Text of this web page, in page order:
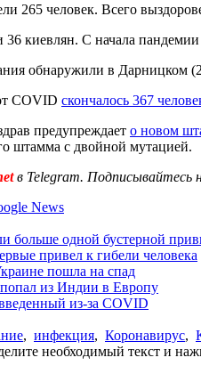
265 человек. Всего
36 киевлян. С начала
обнаружили в
COVID скончалось 367
предупреждает о новом
штамма с двойной мутацией.
в Telegram. Подписывайтесь
News
больше одной бустерной
привел к гибели человека
пошла на спад
из Индии в Европу
из-за COVID
, инфекция, Коронавирус,
необходимый текст и